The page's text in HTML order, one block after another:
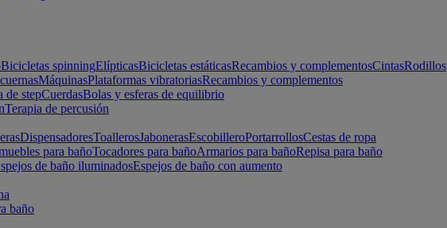
Bicicletas spinningElípticasBicicletas estáticasRecambios y complementosCintasRodillos
MáquinasPlataformas vibratoriasRecambios y complementos
de stepCuerdasBolas y esferas de equilibrio
Terapia de percusión
DispensadoresToallerosJabonerasEscobilleroPortarrollosCestas de ropa
para bañoTocadores para bañoArmarios para bañoRepisa para baño
de baño iluminadosEspejos de baño con aumento
baño